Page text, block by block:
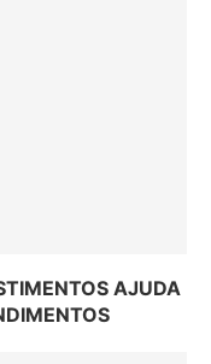
AJUDA